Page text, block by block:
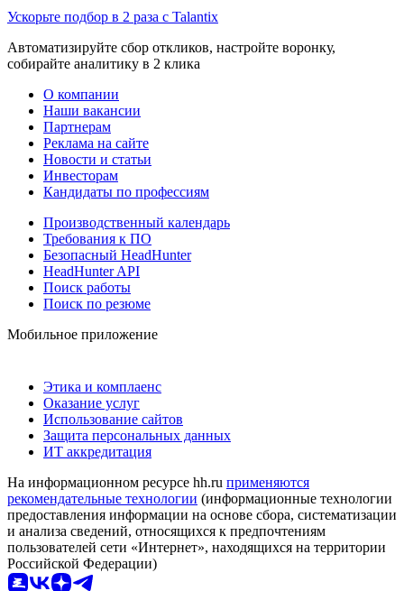
Ускорьте подбор в 2 раза с Talantix
Автоматизируйте сбор откликов, настройте воронку,
собирайте аналитику в 2 клика
О компании
Наши вакансии
Партнерам
Реклама на сайте
Новости и статьи
Инвесторам
Кандидаты по профессиям
Производственный календарь
Требования к ПО
Безопасный HeadHunter
HeadHunter API
Поиск работы
Поиск по резюме
Мобильное приложение
Этика и комплаенс
Оказание услуг
Использование сайтов
Защита персональных данных
ИТ аккредитация
На информационном ресурсе hh.ru применяются
рекомендательные технологии (информационные технологии
предоставления информации на основе сбора, систематизации
и анализа сведений, относящихся к предпочтениям
пользователей сети «Интернет», находящихся на территории
Российской Федерации)